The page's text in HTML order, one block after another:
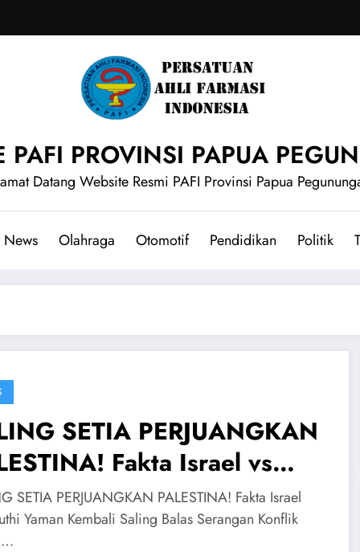
PAFI PROVINSI PAPUA
Datang Website Resmi PAFI Provinsi Papua
News Olahraga Otomotif Pendidikan Politik
SETIA PERJUANGKAN
Fakta Israel vs
Yaman Kembali Saling
Serangan
SETIA PERJUANGKAN PALESTINA! Fakta Israel
Yaman Kembali Saling Balas Serangan Konflik